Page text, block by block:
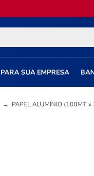
PARA SUA EMPRESA
→ PAPEL ALUMÍNIO (100MT